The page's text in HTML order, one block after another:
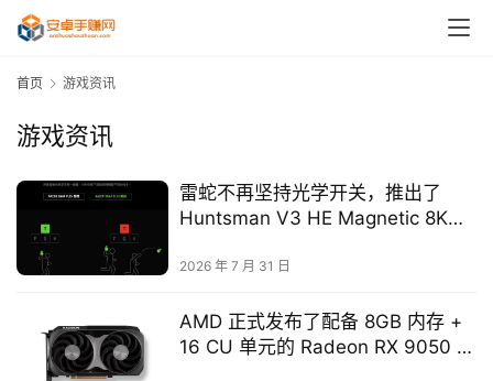
首页 游戏资讯
游戏资讯
雷蛇不再坚持光学开关，推出了
Huntsman V3 HE Magnetic 8KHz
2026 年 7 月 31 日
AMD 正式发布了配备 8GB 内存 +
16 CU 单元的 Radeon RX 9050 显